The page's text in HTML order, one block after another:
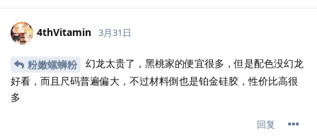
4thVitamin 3月31日
粉嫩螺蛳粉
幻龙太贵了，黑桃家的便宜很多，但是配色没幻龙
好看，而且尺码普遍偏大，不过材料倒也是铂金硅胶，性价比高很
多
回复